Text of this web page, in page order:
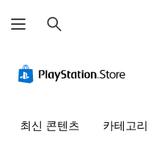
색
최신 콘텐츠 카테고리